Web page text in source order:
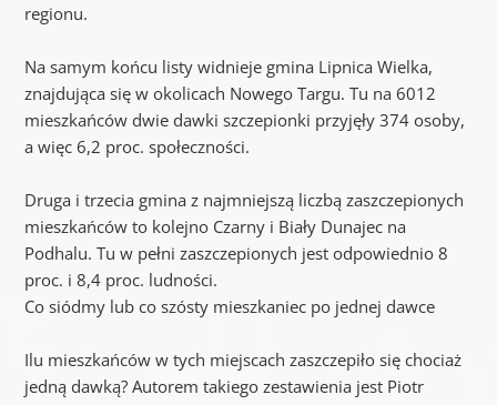
regionu.
Na samym końcu listy widnieje gmina Lipnica Wielka,
znajdująca się w okolicach Nowego Targu. Tu na 6012
mieszkańców dwie dawki szczepionki przyjęły 374 osoby,
a więc 6,2 proc. społeczności.
Druga i trzecia gmina z najmniejszą liczbą zaszczepionych
mieszkańców to kolejno Czarny i Biały Dunajec na
Podhalu. Tu w pełni zaszczepionych jest odpowiednio 8
proc. i 8,4 proc. ludności.
Co siódmy lub co szósty mieszkaniec po jednej dawce
Ilu mieszkańców w tych miejscach zaszczepiło się chociaż
jedną dawką? Autorem takiego zestawienia jest Piotr